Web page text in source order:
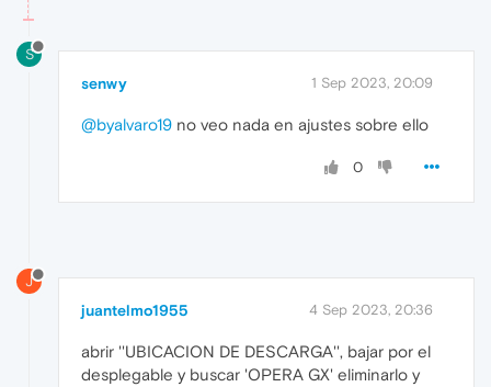
S
senwy 1 Sep 2023, 20:09
@byalvaro19 no veo nada en ajustes sobre ello
0
J
juantelmo1955 4 Sep 2023, 20:36
abrir ''UBICACION DE DESCARGA'', bajar por el
desplegable y buscar 'OPERA GX' eliminarlo y